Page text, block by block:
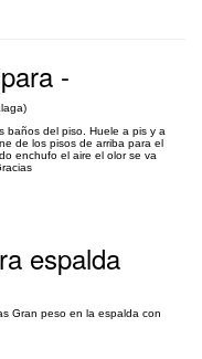
-
baños del piso. Huele a pis y a
de los pisos de arriba para el
enchufo el aire el olor se va
espalda
Gran peso en la espalda con